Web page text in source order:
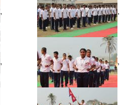
, ,
, ,